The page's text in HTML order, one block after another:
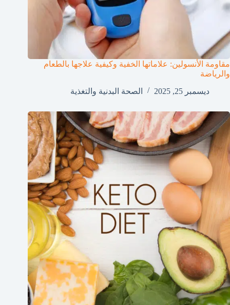
مقاومة الأنسولين: علاماتها الخفية وكيفية علاجها بالطعام
والرياضة
ديسمبر 25, 2025
الصحة البدنية والتغذية